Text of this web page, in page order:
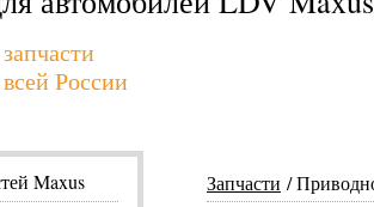
России
Запчасти
Maxus